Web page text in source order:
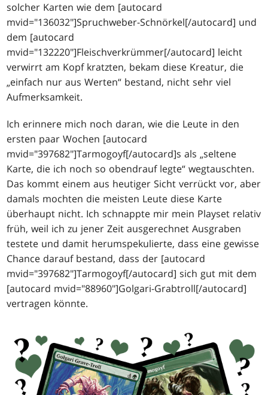
solcher Karten wie dem [autocard
mvid="136032"]Spruchweber-Schnörkel[/autocard] und
dem [autocard
mvid="132220"]Fleischverkrümmer[/autocard] leicht
verwirrt am Kopf kratzten, bekam diese Kreatur, die
„einfach nur aus Werten“ bestand, nicht sehr viel
Aufmerksamkeit.
Ich erinnere mich noch daran, wie die Leute in den
ersten paar Wochen [autocard
mvid="397682"]Tarmogoyf[/autocard]s als „seltene
Karte, die ich noch so obendrauf legte“ wegtauschten.
Das kommt einem aus heutiger Sicht verrückt vor, aber
damals mochten die meisten Leute diese Karte
überhaupt nicht. Ich schnappte mir mein Playset relativ
früh, weil ich zu jener Zeit ausgerechnet Ausgraben
testete und damit herumspekulierte, dass eine gewisse
Chance darauf bestand, dass der [autocard
mvid="397682"]Tarmogoyf[/autocard] sich gut mit dem
[autocard mvid="88960"]Golgari-Grabtroll[/autocard]
vertragen könnte.